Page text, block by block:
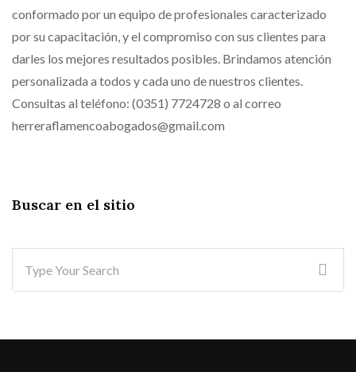
conformado por un equipo de profesionales caracterizado
por su capacitación, y el compromiso con sus clientes para
darles los mejores resultados posibles. Brindamos atención
personalizada a todos y cada uno de nuestros clientes.
Consultas al teléfono: (0351) 7724728 o al correo
herreraflamencoabogados@gmail.com
Buscar en el sitio